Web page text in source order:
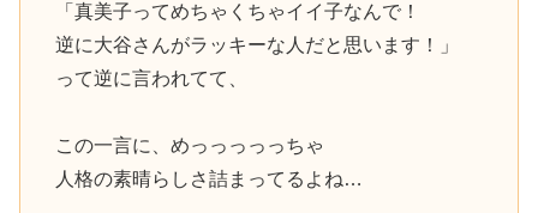
「真美子ってめちゃくちゃイイ子なんで！
逆に大谷さんがラッキーな人だと思います！」
って逆に言われてて、
この一言に、めっっっっっちゃ
人格の素晴らしさ詰まってるよね…